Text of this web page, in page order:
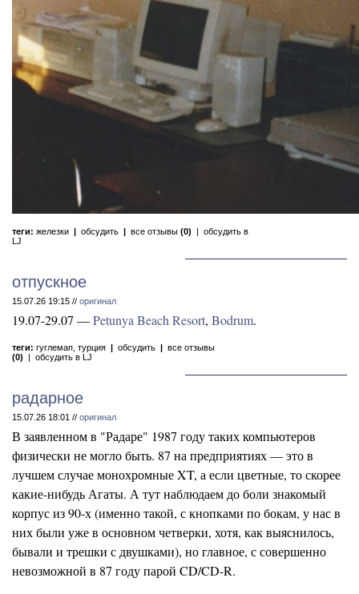
теги: железки | обсудить | все отзывы (0) | обсудить в
LJ
отпускное
15.07.26 19:15 // оригинал
19.07-29.07 —Petunya Beach Resort, Bodrum.
теги: гуглемап турция | обсудить | все отзывы
(0) | обсудить в LJ
радарное
15.07.26 18:01 // оригинал
В заявленном в "Радаре" 1987 году таких компьютеров
физически не могло быть. 87 на предприятиях — это в
лучшем случае монохромные XT, а если цветные, то скорее
какие-нибудь Агаты. А тут наблюдаем до боли знакомый
корпус из 90-х (именно такой, с кнопками по бокам, у нас в
них были уже в основном четверки, хотя, как выяснилось,
бывали и трешки с двушками), но главное, с совершенно
невозможной в 87 году парой CD/CD-R.